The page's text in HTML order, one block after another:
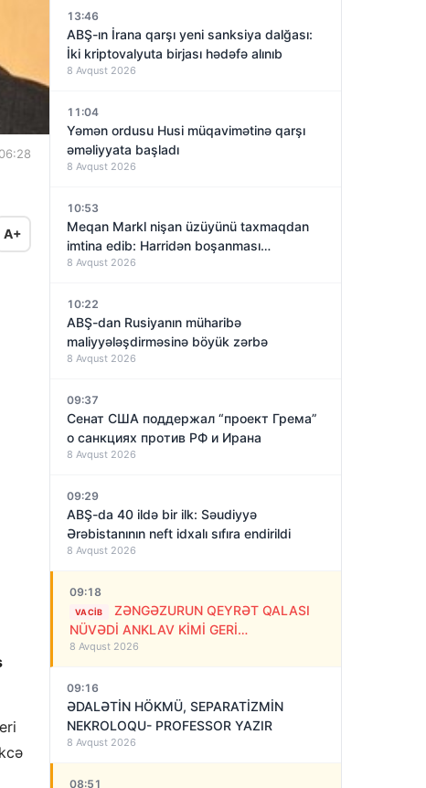
A+
13:46
ABŞ-ın İrana qarşı yeni sanksiya dalğası:
İki kriptovalyuta birjası hədəfə alınıb
8 Avqust 2026
11:04
Yəmən ordusu Husi müqavimətinə qarşı
əməliyyata başladı
8 Avqust 2026
10:53
Meqan Markl nişan üzüyünü taxmaqdan
imtina edib: Harridən boşanması
yaxınlaşırmı?
8 Avqust 2026
10:22
ABŞ-dan Rusiyanın müharibə
maliyyələşdirməsinə böyük zərbə
8 Avqust 2026
09:37
Сенат США поддержал “проект Грема”
о санкциях против РФ и Ирана
8 Avqust 2026
09:29
ABŞ-da 40 ildə bir ilk: Səudiyyə
Ərəbistanının neft idxalı sıfıra endirildi
8 Avqust 2026
09:18
VACIB
ZƏNGƏZURUN QEYRƏT QALASI
NÜVƏDİ ANKLAV KİMİ GERİ
QAYTARILMALIDIR!
8 Avqust 2026
09:16
ƏDALƏTİN HÖKMÜ, SEPARATİZMİN
NEKROLOQU- PROFESSOR YAZIR
8 Avqust 2026
08:51